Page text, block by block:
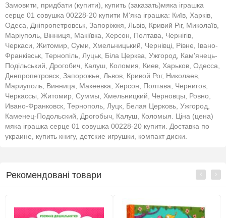
Замовити, придбати (купити), купить (заказать)мяка іграшка
серце 01 совушка 00228-20 купити М'яка іграшка: Київ, Харків,
Одеса, Дніпропетровськ, Запоріжжя, Львів, Кривий Ріг, Миколаїв,
Маріуполь, Вінниця, Макіївка, Херсон, Полтава, Чернігів,
Черкаси, Житомир, Суми, Хмельницький, Чернівці, Рівне, Івано-
Франківськ, Тернопіль, Луцьк, Біла Церква, Ужгород, Кам'янець-
Подільський, Дрогобич, Калуш, Коломия, Киев, Харьков, Одесса,
Днепропетровск, Запорожье, Львов, Кривой Рог, Николаев,
Мариуполь, Винница, Макеевка, Херсон, Полтава, Чернигов,
Черкассы, Житомир, Суммы, Хмельницкий, Черновцы, Ровно,
Ивано-Франковск, Тернополь, Луцк, Белая Церковь, Ужгород,
Каменец-Подольский, Дрогобыч, Калуш, Коломыя. Ціна (цена)
мяка іграшка серце 01 совушка 00228-20 купити. Доставка по
украине, купить книгу, детские игрушки, компакт диски.
Рекомендовані товари